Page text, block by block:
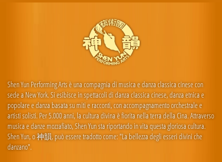
Shen Yun Performing Arts è una compagnia di musica e danza classica cinese con
sede a New York. Si esibisce in spettacoli di danza classica cinese, danza etnica e
popolare e danza basata su miti e racconti, con accompagnamento orchestrale e
artisti solisti. Per 5.000 anni, la cultura divina è fiorita nella terra della Cina. Attraverso
musica e danze mozzafiato, Shen Yun sta riportando in vita questa gloriosa cultura.
Shen Yun, o 神韻, può essere tradotto come: "La bellezza degli esseri divini che
danzano".